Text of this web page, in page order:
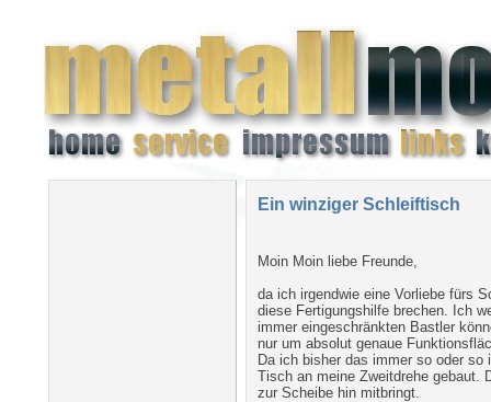
Ein winziger Schleiftisch
Moin Moin liebe Freunde,
da ich irgendwie eine Vorliebe fürs
diese Fertigungshilfe brechen. Ich
immer eingeschränkten Bastler
nur um absolut genaue
Da ich bisher das immer so oder
Tisch an meine Zweitdrehe gebaut.
zur Scheibe hin mitbringt.